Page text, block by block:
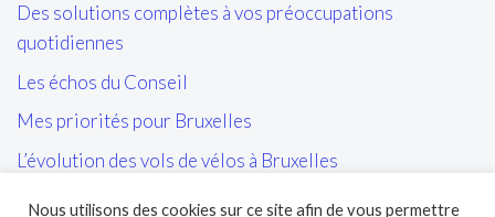
Des solutions complètes à vos préoccupations
quotidiennes
Les échos du Conseil
Mes priorités pour Bruxelles
L’évolution des vols de vélos à Bruxelles
Les tags/affiches/autocollants perturbant l’ordre public
Nous utilisons des cookies sur ce site afin de vous permettre